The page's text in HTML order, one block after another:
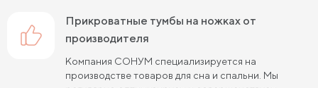
прикроватные тумбы на ножках от
производителя
Компания СОНУМ специализируется на
производстве товаров для сна и спальни. Мы